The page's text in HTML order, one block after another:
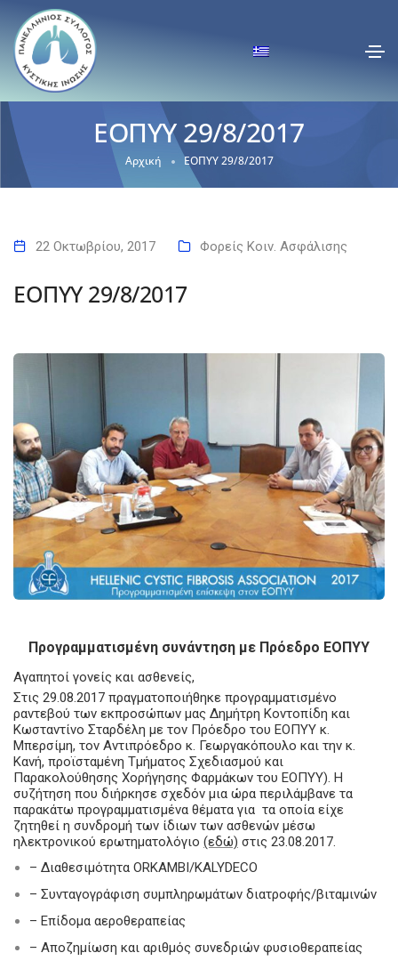
ΕΟΠΥΥ 29/8/2017
Αρχική ΕΟΠΥΥ 29/8/2017
22 Οκτωβρίου, 2017 Φορείς Κοιν. Ασφάλισης
ΕΟΠΥΥ 29/8/2017
Προγραμματισμένη συνάντηση με Πρόεδρο ΕΟΠΥΥ
Αγαπητοί γονείς και ασθενείς,
Στις 29.08.2017 πραγματοποιήθηκε προγραμματισμένο
ραντεβού των εκπροσώπων μας Δημήτρη Κοντοπίδη και
Κωσταντίνο Σταρδέλη με τον Πρόεδρο του ΕΟΠΥΥ κ.
Μπερσίμη, τον Αντιπρόεδρο κ. Γεωργακόπουλο και την κ.
Κανή, προϊσταμένη Τμήματος Σχεδιασμού και
Παρακολούθησης Χορήγησης Φαρμάκων του ΕΟΠΥΥ). Η
συζήτηση που διήρκησε σχεδόν μια ώρα περιλάμβανε τα
παρακάτω προγραμματισμένα θέματα για τα οποία είχε
ζητηθεί η συνδρομή των ίδιων των ασθενών μέσω
ηλεκτρονικού ερωτηματολόγιο (εδώ) στις 23.08.2017.
– Διαθεσιμότητα ORKAMBI/ΚΑLYDECO
– Συνταγογράφιση συμπληρωμάτων διατροφής/βιταμινών
– Επίδομα αεροθεραπείας
– Αποζημίωση και αριθμός συνεδριών φυσιοθεραπείας